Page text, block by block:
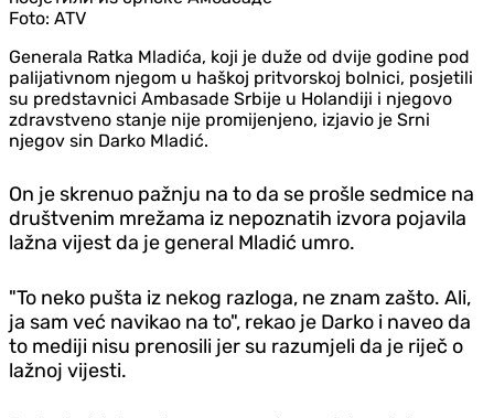
Foto: ATV
Generala Ratka Mladića, koji je duže od dvije godine pod
palijativnom njegom u haškoj pritvorskoj bolnici, posjetili
su predstavnici Ambasade Srbije u Holandiji i njegovo
zdravstveno stanje nije promijenjeno, izjavio je Srni
njegov sin Darko Mladić.
On je skrenuo pažnju na to da se prošle sedmice na
društvenim mrežama iz nepoznatih izvora pojavila
lažna vijest da je general Mladić umro.
"To neko pušta iz nekog razloga, ne znam zašto. Ali,
ja sam već navikao na to", rekao je Darko i naveo da
to mediji nisu prenosili jer su razumjeli da je riječ o
lažnoj vijesti.